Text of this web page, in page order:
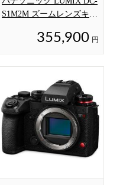
S1M2M ズームレンズキッ
355,900 円